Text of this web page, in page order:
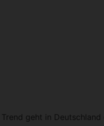
Trend geht in Deutschland